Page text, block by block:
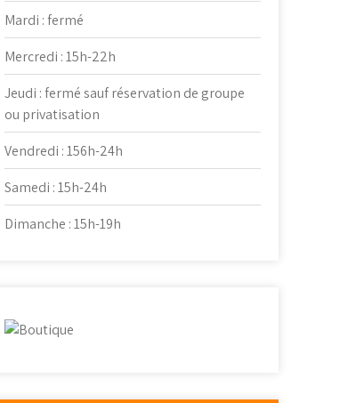
Mardi : fermé
Mercredi : 15h-22h
Jeudi : fermé sauf réservation de groupe
ou privatisation
Vendredi : 156h-24h
Samedi : 15h-24h
Dimanche : 15h-19h